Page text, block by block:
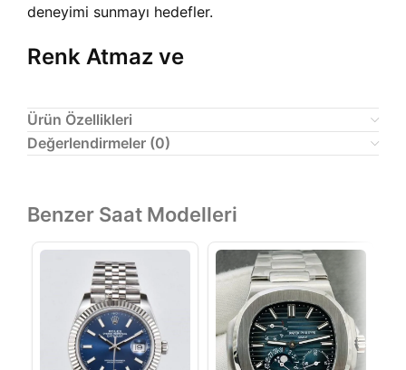
deneyimi sunmayı hedefler.
Renk Atmaz ve
Ürün Özellikleri
Değerlendirmeler (0)
Benzer Saat Modelleri